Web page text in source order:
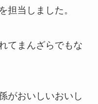
担当しました。
てまんざらでもな
がおいしいおいし